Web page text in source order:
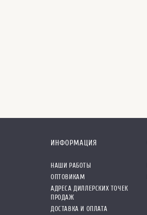
ИНФОРМАЦИЯ
НАШИ РАБОТЫ
ОПТОВИКАМ
АДРЕСА ДИЛЛЕРСКИХ ТОЧЕК
ПРОДАЖ
ДОСТАВКА И ОПЛАТА